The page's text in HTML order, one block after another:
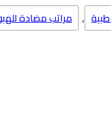
, مراتب مضادة